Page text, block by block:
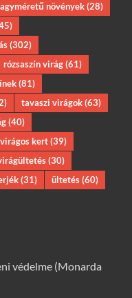
növények(28)
(302)
rózsaszín virág(61)
(81)
tavaszi virágok(63)
(40)
virágos kert(39)
(30)
(31) ültetés(60)
védelme (Monarda